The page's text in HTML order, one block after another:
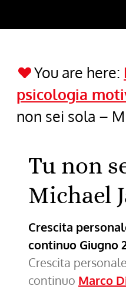
You are here:
psicologia
non sei sola –
Tu non
Michael
Crescita
continuo Giugno
Crescita
continuo Marco